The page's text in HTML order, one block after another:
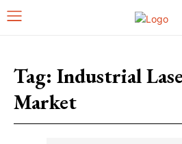
Tag: Industrial
Market